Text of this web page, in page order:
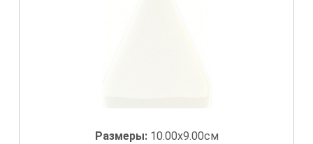
Размеры: 10.00x9.00см